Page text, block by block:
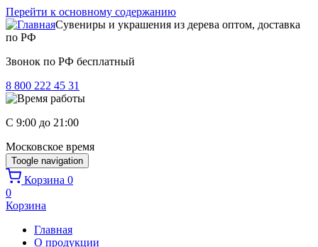
Перейти к основному содержанию
Сувениры и украшения из дерева оптом, доставка
по РФ
Звонок по РФ бесплатный
8 800 222 45 31
C 9:00 до 21:00
Московское время
Toogle navigation
Корзина 0
0
Корзина
Главная
О продукции